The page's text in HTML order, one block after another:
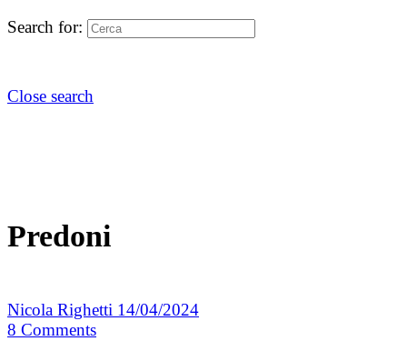
Search for:
Close search
Predoni
Nicola Righetti 14/04/2024
8 Comments